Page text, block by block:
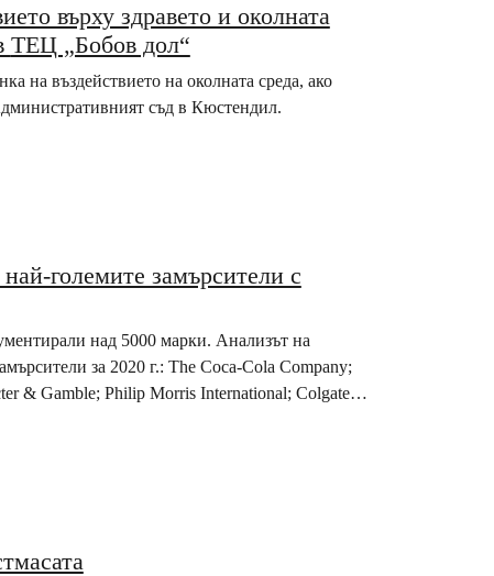
върху здравето и околната
среда от изгарянето на биомаса и отпадъци в ТЕЦ „Бобов дол“
на въздействието на околната среда, ако
съд в Кюстендил.
големите замърсители с
над 5000 марки. Анализът на
за 2020 г.: The Coca-Cola Company;
& Gamble; Philip Morris International; Colgate-